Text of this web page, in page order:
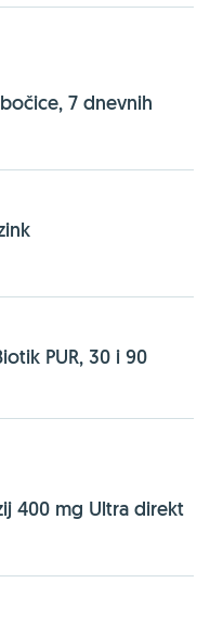
7 dnevnih
PUR, 30 i 90
400 mg Ultra direkt